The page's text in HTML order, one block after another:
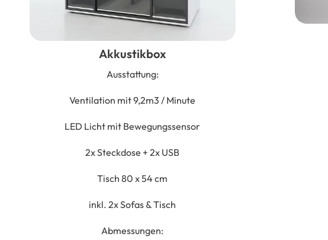
Akkustikbox
Ausstattung:
Ventilation mit 9,2m3 / Minute
LED Licht mit Bewegungssensor
2x Steckdose + 2x USB
Tisch 80 x 54 cm
inkl. 2x Sofas & Tisch
Abmessungen: